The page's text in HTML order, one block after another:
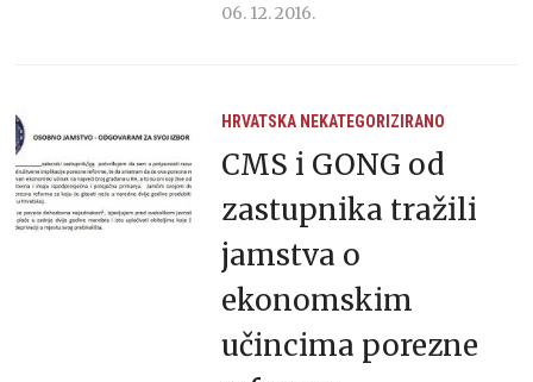
06. 12. 2016.
HRVATSKA NEKATEGORIZIRANO
CMS i GONG od
zastupnika tražili
jamstva o
ekonomskim
učincima porezne